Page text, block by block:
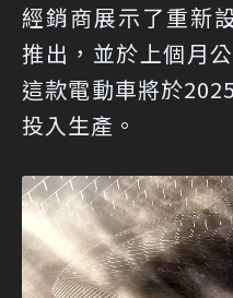
經銷商展示了重新
推出，並於上個月
這款電動車將於
投入生產。